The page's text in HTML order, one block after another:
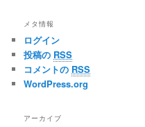
メタ情報
ログイン
投稿の RSS
コメントの RSS
WordPress.org
アーカイブ